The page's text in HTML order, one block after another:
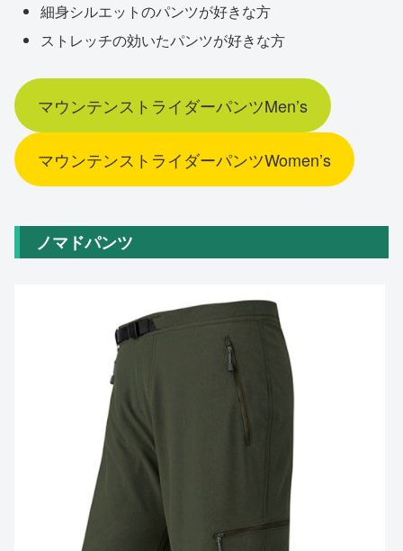
細身シルエットのパンツが好きな方
ストレッチの効いたパンツが好きな方
マウンテンストライダーパンツMen’s
マウンテンストライダーパンツWomen’s
ノマドパンツ